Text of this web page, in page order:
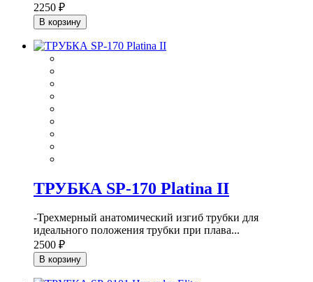
2250 ₽
В корзину
ТРУБКА SP-170 Platina II
-Трехмерный анатомический изгиб трубки для
идеального положения трубки при плава...
2500 ₽
В корзину